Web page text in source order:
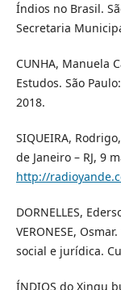
Índios no Brasil.
Secretaria
CUNHA, Manuela
Estudos. São
2018.
SIQUEIRA,
de Janeiro – RJ, 9
http://
DORNELLES,
VERONESE,
social e jurídica.
ÍNDIOS do Xingu